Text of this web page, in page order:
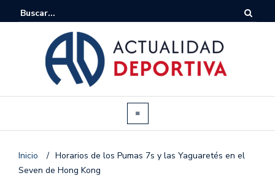
Inicio / Horarios de los Pumas 7s y las Yaguaretés en el
Seven de Hong Kong